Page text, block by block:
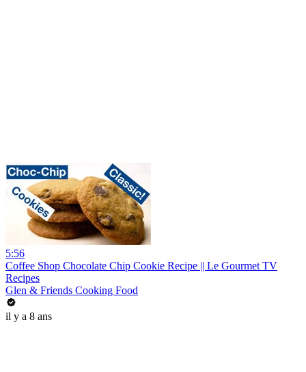
5:56
Coffee Shop Chocolate Chip Cookie Recipe || Le Gourmet TV
Recipes
Glen & Friends Cooking Food
il y a 8 ans